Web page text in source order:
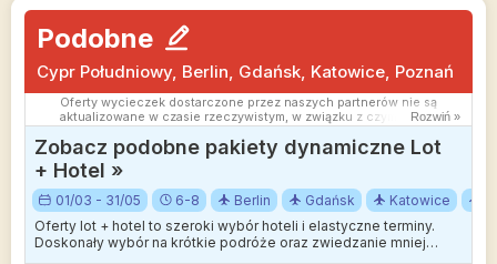
Podobne
Cypr Południowy, Berlin, Gdańsk, Katowice, Poznań
Oferty wycieczek dostarczone przez naszych partnerów nie są
aktualizowane w czasie rzeczywistym, w związku z czym ceny i
dostępność ofert mogą się nieznacznie różnić od aktualnych.
Dokładamy wszelkich starań aby rozbieżności były jak najmniejsze.
Rozwiń »
Zobacz podobne pakiety dynamiczne Lot
+ Hotel »
01/03 - 31/05 6-8 Berlin Gdańsk Katowice
Oferty lot + hotel to szeroki wybór hoteli i elastyczne terminy.
Doskonały wybór na krótkie podróże oraz zwiedzanie mniej